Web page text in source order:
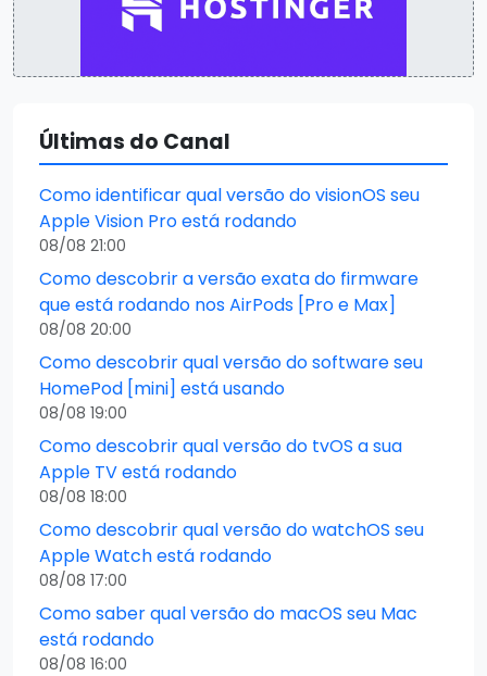
Últimas do Canal
Como identificar qual versão do visionOS seu
Apple Vision Pro está rodando
08/08 21:00
Como descobrir a versão exata do firmware
que está rodando nos AirPods [Pro e Max]
08/08 20:00
Como descobrir qual versão do software seu
HomePod [mini] está usando
08/08 19:00
Como descobrir qual versão do tvOS a sua
Apple TV está rodando
08/08 18:00
Como descobrir qual versão do watchOS seu
Apple Watch está rodando
08/08 17:00
Como saber qual versão do macOS seu Mac
está rodando
08/08 16:00